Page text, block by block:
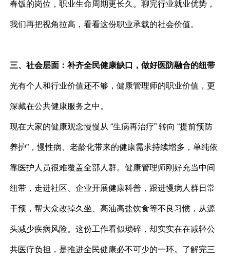
春饭的岗位，职业生命周期更长久。聊完行业就业优势，
我们再把视角拉高，看看这份职业承载的社会价值。
三、社会层面：补齐全民健康缺口，做好医防融合的纽带
光有个人和行业价值还不够，健康管理师的职业价值，更
深藏在公共健康服务之中。
现在大家的健康观念慢慢从 “生病再治疗” 转向 “提前预防
养护”，慢性病、老龄化带来的健康需求持续增多，单纯依
靠医护人员很难覆盖全部人群。健康管理师刚好充当中间
纽带，走进社区、企业开展健康科普，跟进慢病人群日常
干预，帮大众改掉久坐、高油高盐饮食等不良习惯，从源
头减少疾病风险。这份工作看似琐碎，却实实在在减轻公
共医疗负担，是推进全民健康必不可少的一环。了解完三